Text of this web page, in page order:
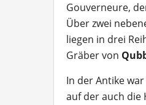
Gouverneure,
Über zwei
liegen in drei
Gräber von
In der Antike
auf der auch die